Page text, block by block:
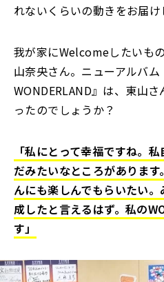
れないくらいの動きをお届け
我が家にWelcomeしたいも
山奈央さん。ニューアルバ
WONDERLAND』は、東山
ったのでしょうか？
「私にとって幸福ですね。
だみたいなところがありま
んにも楽しんでもらいたい
成したと言えるはず。私の
す」